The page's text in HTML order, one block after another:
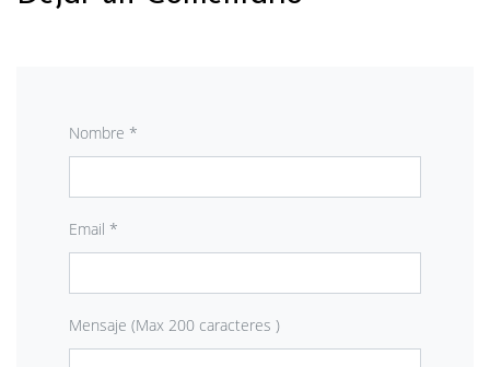
Nombre *
Email *
Mensaje (Max 200 caracteres )